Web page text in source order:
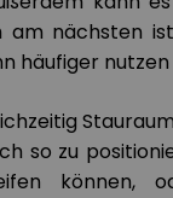
am nächsten
häufiger nutzen
so zu
können,